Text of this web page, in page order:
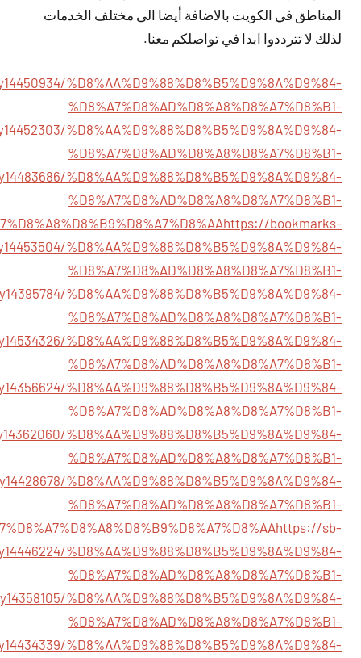
المناطق في الكويت بالاضافة أيضا الى مختلف الخدمات
لذلك لا تترددوا ابدا في تواصلكم معنا.
%D8%AA%D9%88%D8%B5%D9%8A%D9%84-
%D8%A7%D8%AD%D8%A8%D8%A7%D8%B1-
%D8%AA%D9%88%D8%B5%D9%8A%D9%84-
%D8%A7%D8%AD%D8%A8%D8%A7%D8%B1-
%D8%AA%D9%88%D8%B5%D9%8A%D9%84-
%D8%A7%D8%AD%D8%A8%D8%A7%D8%B1-
https://bookmarks-
%D8%AA%D9%88%D8%B5%D9%8A%D9%84-
%D8%A7%D8%AD%D8%A8%D8%A7%D8%B1-
%D8%AA%D9%88%D8%B5%D9%8A%D9%84-
%D8%A7%D8%AD%D8%A8%D8%A7%D8%B1-
%D8%AA%D9%88%D8%B5%D9%8A%D9%84-
%D8%A7%D8%AD%D8%A8%D8%A7%D8%B1-
%D8%AA%D9%88%D8%B5%D9%8A%D9%84-
%D8%A7%D8%AD%D8%A8%D8%A7%D8%B1-
%D8%AA%D9%88%D8%B5%D9%8A%D9%84-
%D8%A7%D8%AD%D8%A8%D8%A7%D8%B1-
%D8%AA%D9%88%D8%B5%D9%8A%D9%84-
%D8%A7%D8%AD%D8%A8%D8%A7%D8%B1-
https://sb-
%D8%AA%D9%88%D8%B5%D9%8A%D9%84-
%D8%A7%D8%AD%D8%A8%D8%A7%D8%B1-
%D8%AA%D9%88%D8%B5%D9%8A%D9%84-
%D8%A7%D8%AD%D8%A8%D8%A7%D8%B1-
%D8%AA%D9%88%D8%B5%D9%8A%D9%84-